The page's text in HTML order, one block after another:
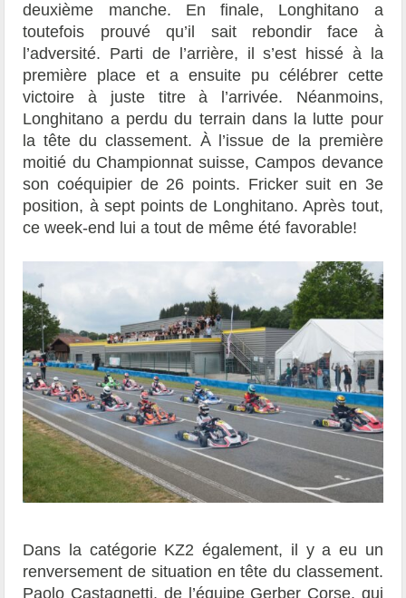
deuxième manche. En finale, Longhitano a
toutefois prouvé qu’il sait rebondir face à
l’adversité. Parti de l’arrière, il s’est hissé à la
première place et a ensuite pu célébrer cette
victoire à juste titre à l’arrivée. Néanmoins,
Longhitano a perdu du terrain dans la lutte pour
la tête du classement. À l’issue de la première
moitié du Championnat suisse, Campos devance
son coéquipier de 26 points. Fricker suit en 3e
position, à sept points de Longhitano. Après tout,
ce week-end lui a tout de même été favorable!
Dans la catégorie KZ2 également, il y a eu un
renversement de situation en tête du classement.
Paolo Castagnetti, de l’équipe Gerber Corse, qui